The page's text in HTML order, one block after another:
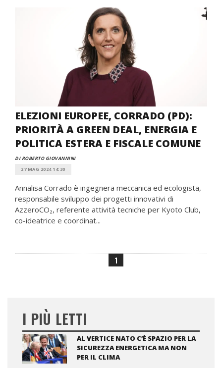
ELEZIONI EUROPEE, CORRADO (PD):
PRIORITÀ A GREEN DEAL, ENERGIA E
POLITICA ESTERA E FISCALE COMUNE
DI ROBERTO GIOVANNINI
27 MAG 2024 14:30
Annalisa Corrado è ingegnera meccanica ed ecologista,
responsabile sviluppo dei progetti innovativi di
AzzeroCO₂, referente attività tecniche per Kyoto Club,
co-ideatrice e coordinat...
1
I PIÙ LETTI
AL VERTICE NATO C’È SPAZIO PER LA
SICUREZZA ENERGETICA MA NON
PER IL CLIMA